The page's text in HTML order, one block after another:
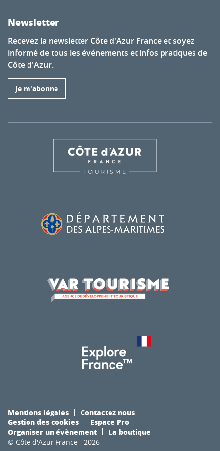
Newsletter
Recevez la newsletter Côte d'Azur France et soyez
informé de tous les événements et infos pratiques de
Côte d'Azur.
Je m'abonne
© Côte d'Azur France - 2026
Mentions légales
Contactez nous
Gestion des cookies
Espace Pro
Organiser un évènement
La boutique